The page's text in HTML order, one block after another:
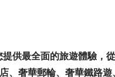
提供最全面的旅遊體驗，
、奢華郵輪、奢華鐵路遊